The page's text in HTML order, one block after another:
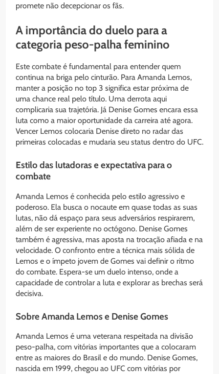
promete não decepcionar os fãs.
A importância do duelo para a
categoria peso-palha feminino
Este combate é fundamental para entender quem
continua na briga pelo cinturão. Para Amanda Lemos,
manter a posição no top 3 significa estar próxima de
uma chance real pelo título. Uma derrota aqui
complicaria sua trajetória. Já Denise Gomes encara essa
luta como a maior oportunidade da carreira até agora.
Vencer Lemos colocaria Denise direto no radar das
primeiras colocadas e mudaria seu status dentro do UFC.
Estilo das lutadoras e expectativa para o
combate
Amanda Lemos é conhecida pelo estilo agressivo e
poderoso. Ela busca o nocaute em quase todas as suas
lutas, não dá espaço para seus adversários respirarem,
além de ser experiente no octógono. Denise Gomes
também é agressiva, mas aposta na trocação afiada e na
velocidade. O confronto entre a técnica mais sólida de
Lemos e o ímpeto jovem de Gomes vai definir o ritmo
do combate. Espera-se um duelo intenso, onde a
capacidade de controlar a luta e explorar as brechas será
decisiva.
Sobre Amanda Lemos e Denise Gomes
Amanda Lemos é uma veterana respeitada na divisão
peso-palha, com vitórias importantes que a colocaram
entre as maiores do Brasil e do mundo. Denise Gomes,
nascida em 1999, chegou ao UFC com vitórias por